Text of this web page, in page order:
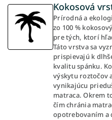
Kokosová
Prírodná a
zo 100 %
pre tých, ktorí
Táto vrstva sa
prispievajú k
kvalitu spánku.
výskytu roztočov
vynikajúcu
matraca. Okrem
čím chránia
opotrebovaním a